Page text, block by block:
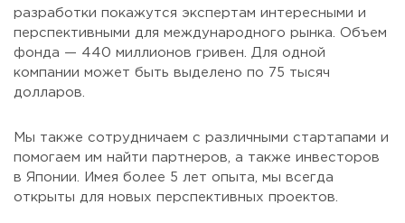
разработки покажутся экспертам интересными и
перспективными для международного рынка. Объем
фонда — 440 миллионов гривен. Для одной
компании может быть выделено по 75 тысяч
долларов.
Мы также сотрудничаем с различными стартапами и
помогаем им найти партнеров, а также инвесторов
в Японии. Имея более 5 лет опыта, мы всегда
открыты для новых перспективных проектов.